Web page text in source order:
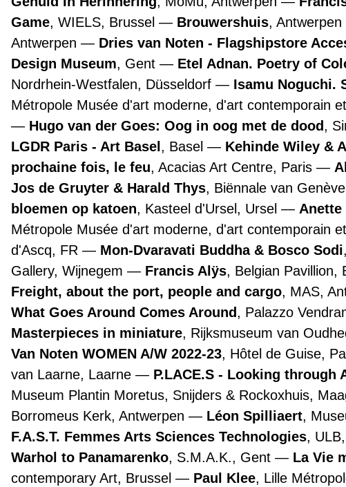
Game, WIELS, Brussel Brouwershuis, Antwerpen
Antwerpen
Dries van Noten - Flagshipstore
Design Museum, Gent Etel Adnan. Poetry of
Nordrhein-Westfalen, Düsseldorf
Isamu Noguchi.
Métropole Musée d'art moderne, d'art contemporain
Hugo van der Goes: Oog in oog met de dood,
LGDR Paris - Art Basel , Basel
Kehinde Wiley &
prochaine fois, le feu, Acacias Art Centre, Paris
Jos de Gruyter & Harald Thys, Biënnale van Genève
bloemen op katoen, Kasteel d'Ursel, Ursel Anette
Métropole Musée d'art moderne, d'art contemporain
d'Ascq, FR
Mon-Dvaravati Buddha & Bosco Sodi
Gallery, Wijnegem
Francis Alÿs, Belgian Pavillion,
Freight, about the port, people and cargo, MAS,
What Goes Around Comes Around, Palazzo
Masterpieces in miniature, Rijksmuseum van
Van Noten WOMEN A/W 2022-23, Hôtel de Guise,
van Laarne, Laarne
P.LACE.S - Looking through
Museum Plantin Moretus, Snijders & Rockoxhuis,
Borromeus Kerk, Antwerpen
Léon Spilliaert,
F.A.S.T. Femmes Arts Sciences Technologies,
Warhol to Panamarenko, S.M.A.K., Gent La Vie
contemporary Art, Brussel
Paul Klee, Lille